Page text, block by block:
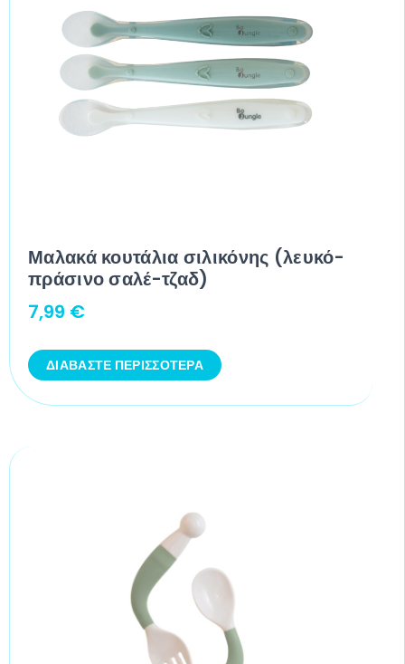
Μαλακά κουτάλια σιλικόνης (λευκό-
πράσινο σαλέ-τζαδ)
7,99 €
ΔΙΑΒΆΣΤΕ ΠΕΡΙΣΣΌΤΕΡΑ